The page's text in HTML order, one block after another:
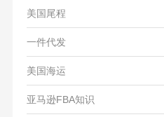
美国尾程
一件代发
美国海运
亚马逊FBA知识